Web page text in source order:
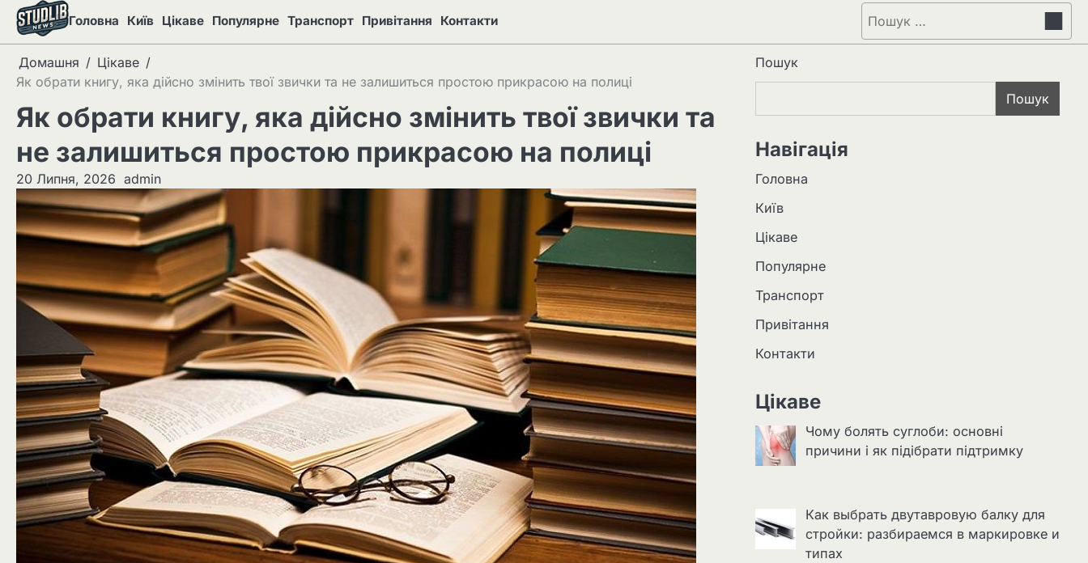
Перейти
вмісту
Головна Київ Цікаве Популярне Транспорт Привітання Контакти Пошук:
Домашня
Цікаве
Як обрати книгу, яка дійсно змінить твої звички та не залишиться простою прикрасою на полиці
Як обрати книгу, яка дійсно змінить твої звички та
не залишиться простою прикрасою на полиці
20 Липня, 2026 admin
Пошук
Пошук
Навігація
Головна
Київ
Цікаве
Популярне
Транспорт
Привітання
Контакти
Цікаве
Чому болять суглоби: основні
причини і як підібрати підтримку
Как выбрать двутавровую балку для
стройки: разбираемся в маркировке и
типах